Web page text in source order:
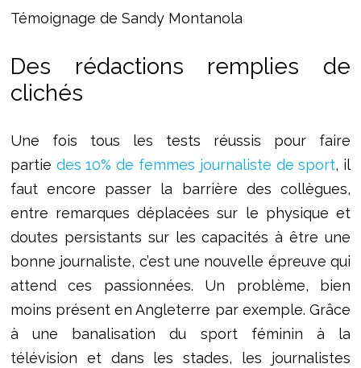
Témoignage de Sandy Montanola
Des rédactions remplies de
clichés
Une fois tous les tests réussis pour faire
partie des 10% de femmes journaliste de sport, il
faut encore passer la barrière des collègues,
entre remarques déplacées sur le physique et
doutes persistants sur les capacités à être une
bonne journaliste, c’est une nouvelle épreuve qui
attend ces passionnées. Un problème, bien
moins présent en Angleterre par exemple. Grâce
à une banalisation du sport féminin à la
télévision et dans les stades, les journalistes